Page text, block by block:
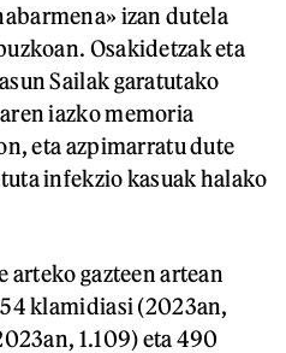
izan dutela
Osakidetzak eta
Sailak garatutako
iazko memoria
eta azpimarratu dute
infekzio kasuak halako
arteko gazteen artean
klamidiasi (2023an,
1.109) eta 490